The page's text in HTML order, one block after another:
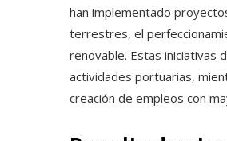
han implementado
terrestres, el
renovable. Estas iniciativas
actividades portuarias,
creación de empleos con